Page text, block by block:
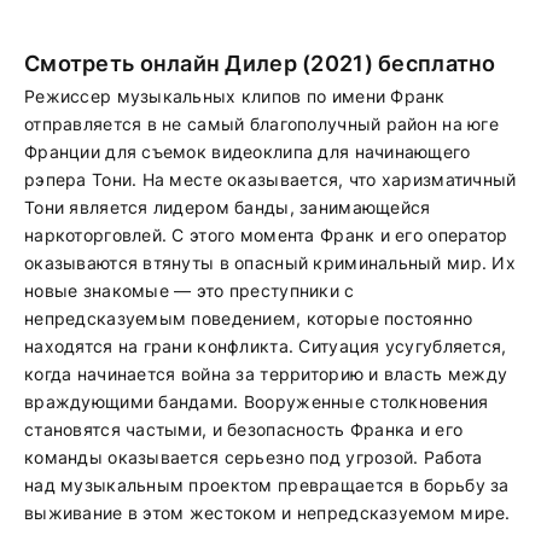
Смотреть онлайн Дилер (2021) бесплатно
Режиссер музыкальных клипов по имени Франк
отправляется в не самый благополучный район на юге
Франции для съемок видеоклипа для начинающего
рэпера Тони. На месте оказывается, что харизматичный
Тони является лидером банды, занимающейся
наркоторговлей. С этого момента Франк и его оператор
оказываются втянуты в опасный криминальный мир. Их
новые знакомые — это преступники с
непредсказуемым поведением, которые постоянно
находятся на грани конфликта. Ситуация усугубляется,
когда начинается война за территорию и власть между
враждующими бандами. Вооруженные столкновения
становятся частыми, и безопасность Франка и его
команды оказывается серьезно под угрозой. Работа
над музыкальным проектом превращается в борьбу за
выживание в этом жестоком и непредсказуемом мире.